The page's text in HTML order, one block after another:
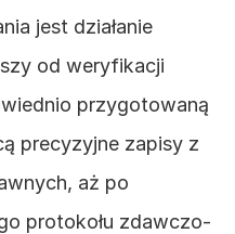
jest działanie
od weryfikacji
przygotowaną
precyzyjne zapisy z
aż po
protokołu zdawczo-